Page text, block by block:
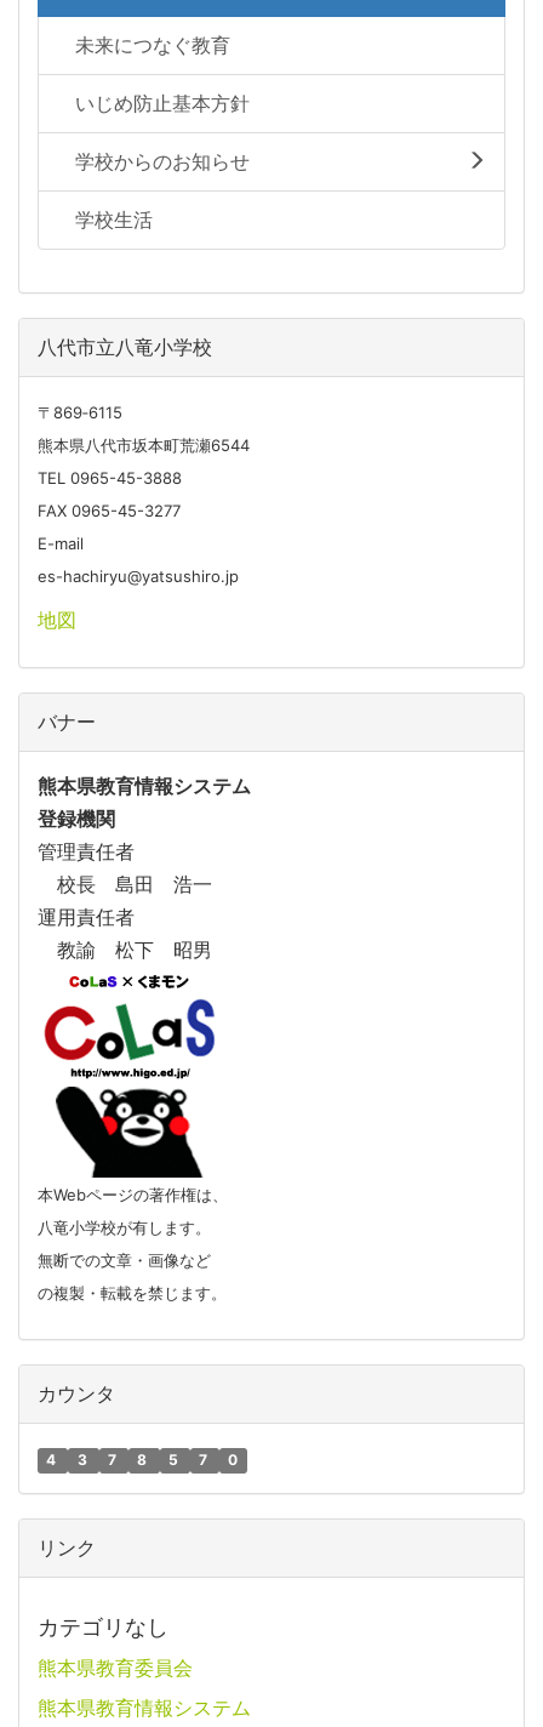
未来につなぐ教育
いじめ防止基本方針
学校からのお知らせ
学校生活
八代市立八竜小学校
〒869‐6115
熊本県八代市坂本町荒瀬6544
TEL 0965-45-3888
FAX 0965-45-3277
E-mail
es-hachiryu@yatsushiro.jp
地図
バナー
熊本県教育情報システム
登録機関
管理責任者
校長 島田 浩一
運用責任者
教諭 松下 昭男
本Webページの著作権は、
八竜小学校が有します。
無断での文章・画像など
の複製・転載を禁じます。
カウンタ
4 3 7 8 5 7 0
リンク
カテゴリなし
熊本県教育委員会
熊本県教育情報システム